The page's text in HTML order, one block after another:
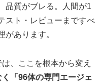
品質がブレる。人間が1
スト・レビューまですべ
があります。
、ここを根本から変え
く「96体の専門エージェ